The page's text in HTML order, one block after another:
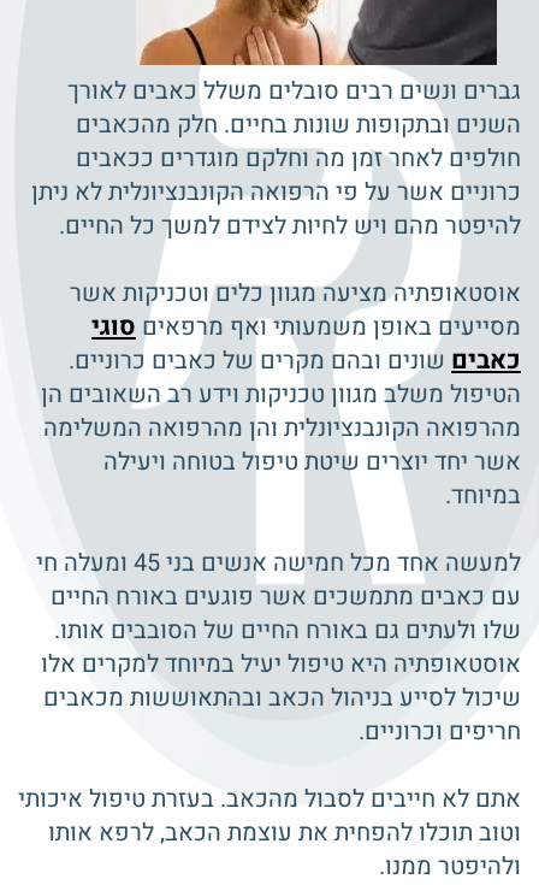
גברים ונשים רבים סובלים משלל כאבים לאורך
השנים ובתקופות שונות בחיים. חלק מהכאבים
חולפים לאחר זמן מה וחלקם מוגדרים ככאבים
כרוניים אשר על פי הרפואה הקונבנציונלית לא ניתן
להיפטר מהם ויש לחיות לצידם למשך כל החיים.
אוסטאופתיה מציעה מגוון כלים וטכניקות אשר
מסייעים באופן משמעותי ואף מרפאים סוגי
כאבים שונים ובהם מקרים של כאבים כרוניים.
הטיפול משלב מגוון טכניקות וידע רב השאובים הן
מהרפואה הקונבנציונלית והן מהרפואה המשלימה
אשר יחד יוצרים שיטת טיפול בטוחה ויעילה
במיוחד.
למעשה אחד מכל חמישה אנשים בני 45 ומעלה חי
עם כאבים מתמשכים אשר פוגעים באורח החיים
שלו ולעתים גם באורח החיים של הסובבים אותו.
אוסטאופתיה היא טיפול יעיל במיוחד למקרים אלו
שיכול לסייע בניהול הכאב ובהתאוששות מכאבים
חריפים וכרוניים.
אתם לא חייבים לסבול מהכאב. בעזרת טיפול איכותי
וטוב תוכלו להפחית את עוצמת הכאב, לרפא אותו
ולהיפטר ממנו.